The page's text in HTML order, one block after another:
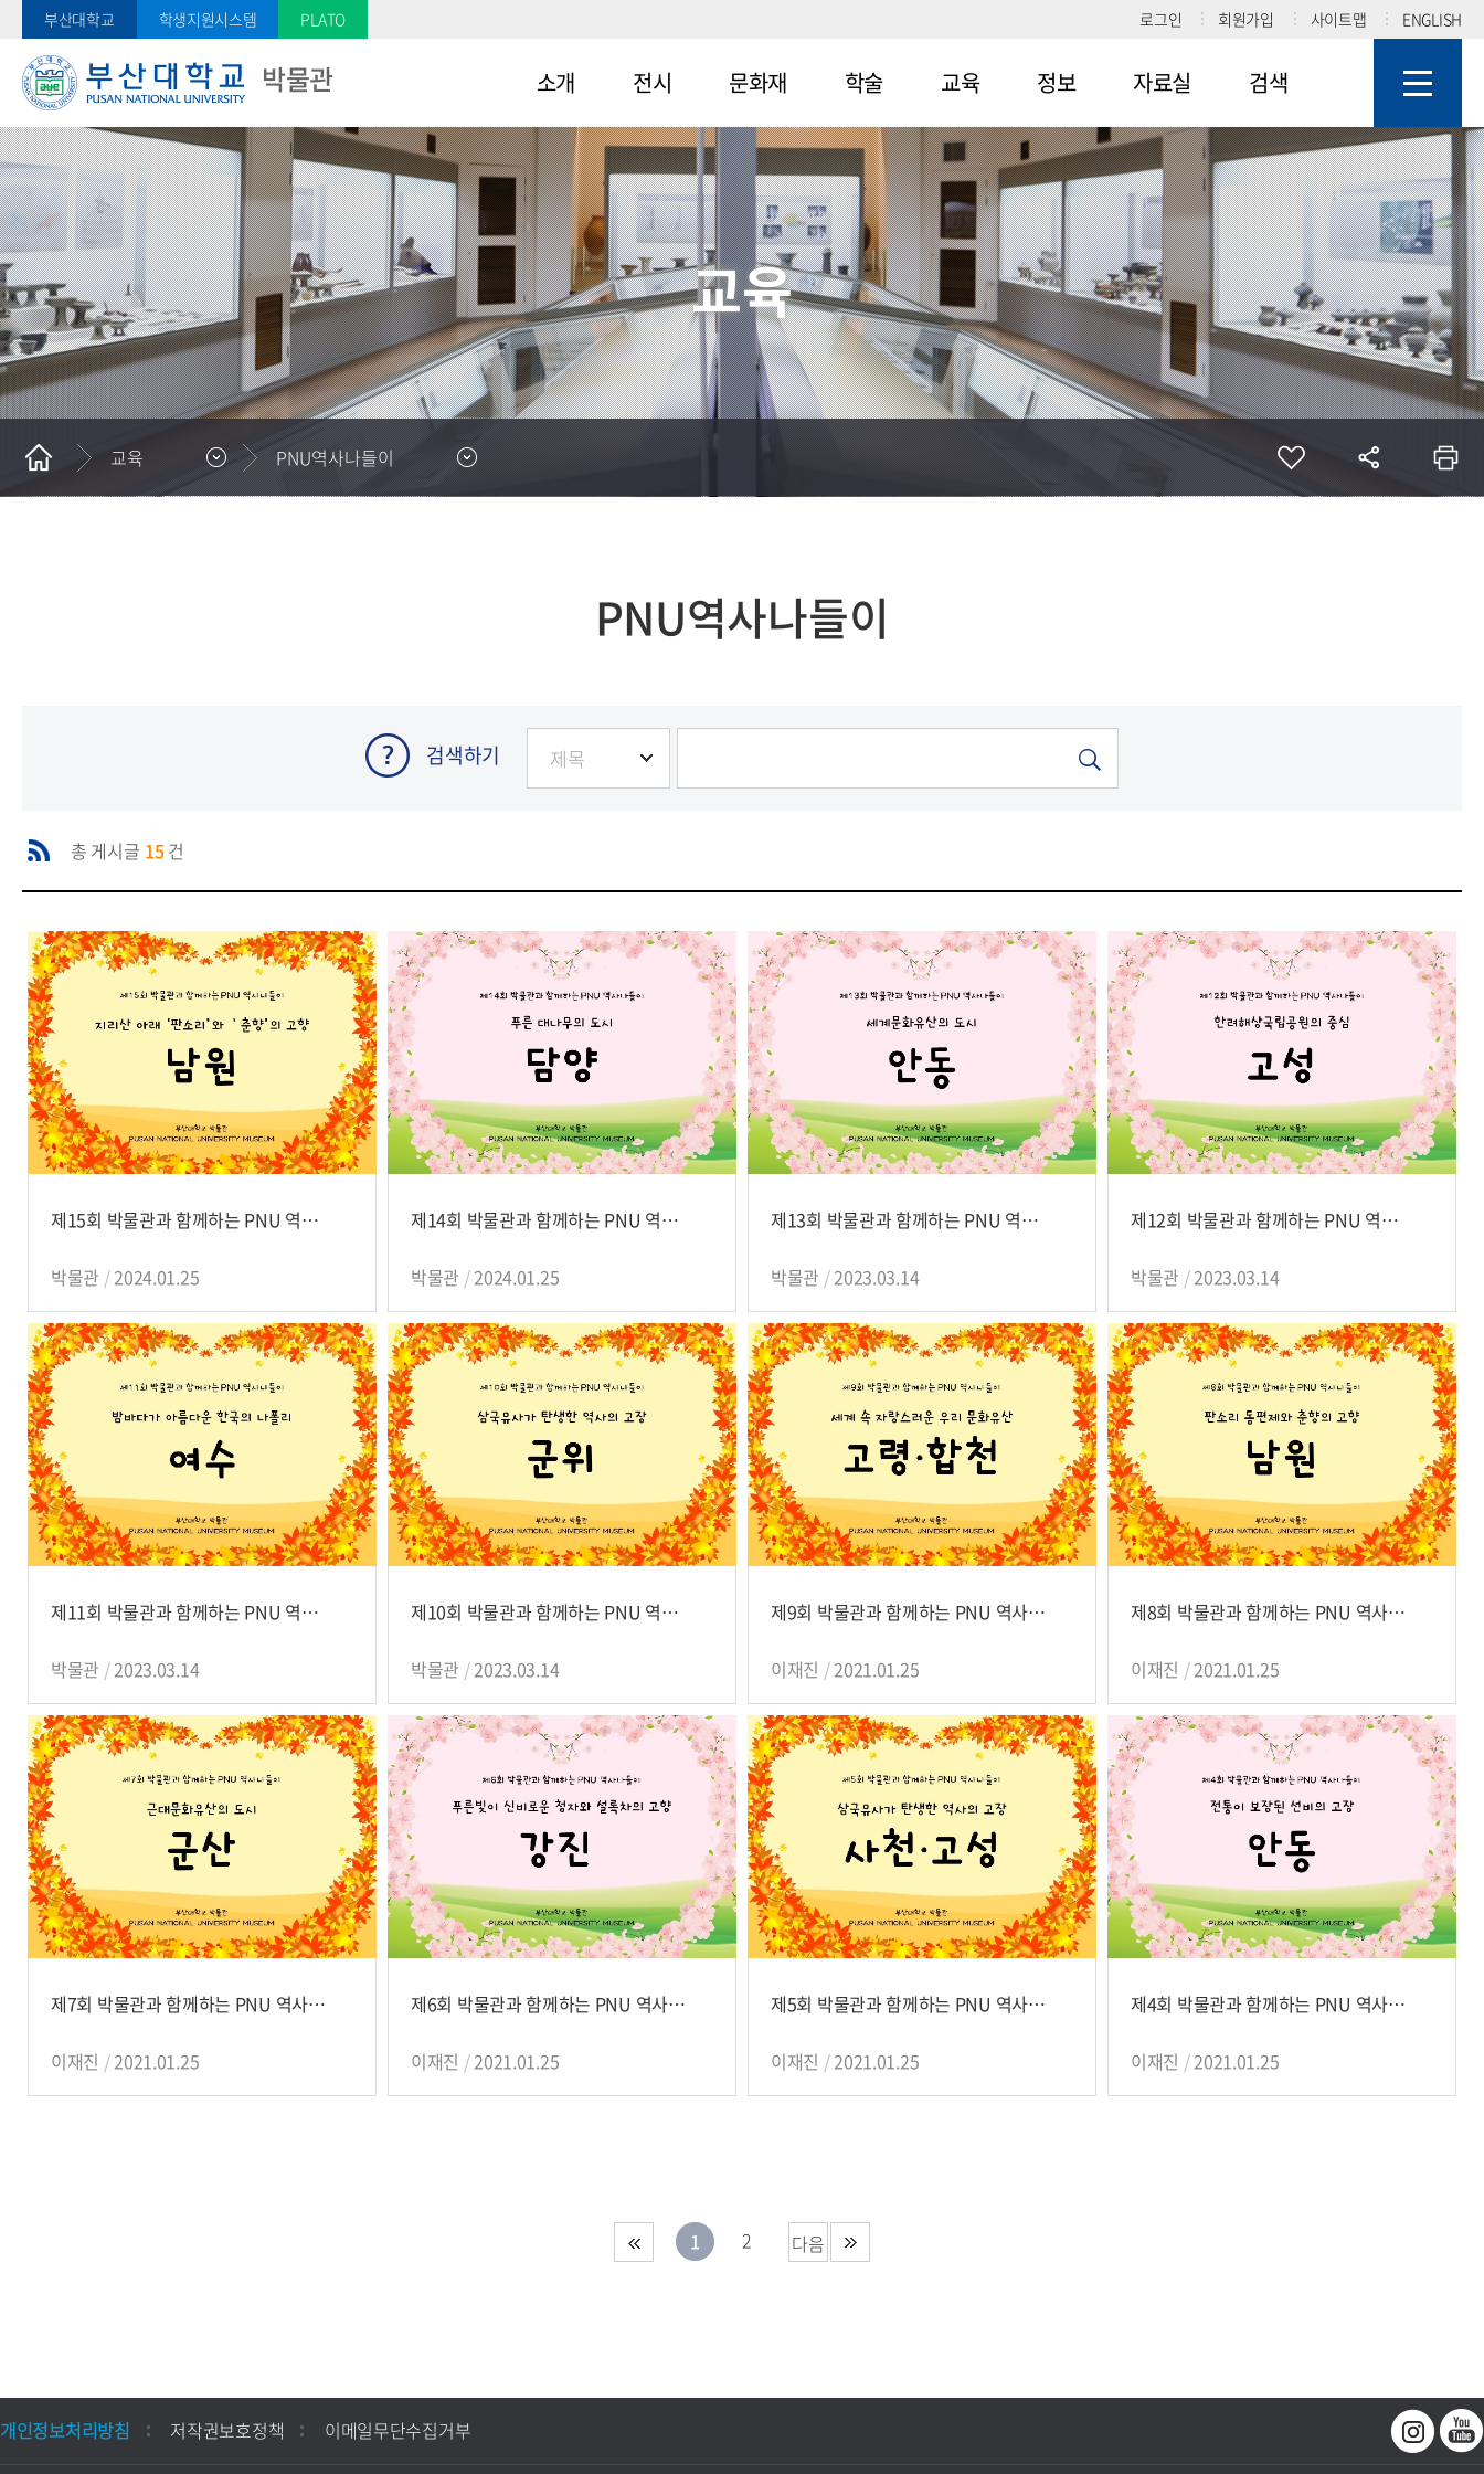
부산대학교 학생지원시스템 PLATO 로그인 회원가입 사이트맵 ENGLISH
박물관 소개
연혁
조직구성
관람안내
찾아오시는
길
전시
상설전시
특별전시
작은전시
문화재
지정문화재
주요소장문화
재
학술
학술조사
학술총서
학술교류
교육
효원가족답
사
PNU역사
나들이
시민강좌
중학교
고등학교
정보
공지사항
새소식
자유게시판
자료실
일반자료실
사진자료실
홍보자료실
검색
도서검색
유물검색
교육
교육 PNU역사나들이
PNU역사나들이
검색하기
총 게시글 15건
제15회 박물관과 함께하는 PNU 역사나들이
박물관 2024.01.25
제14회 박물관과 함께하는 PNU 역사나들이
박물관 2024.01.25
제13회 박물관과 함께하는 PNU 역사나들이
박물관 2023.03.14
제12회 박물관과 함께하는 PNU 역사나들이
박물관 2023.03.14
제11회 박물관과 함께하는 PNU 역사나들이
박물관 2023.03.14
제10회 박물관과 함께하는 PNU 역사나들이
박물관 2023.03.14
제9회 박물관과 함께하는 PNU 역사나들이
이재진 2021.01.25
제8회 박물관과 함께하는 PNU 역사나들이
이재진 2021.01.25
제7회 박물관과 함께하는 PNU 역사나들이
이재진 2021.01.25
제6회 박물관과 함께하는 PNU 역사나들이
이재진 2021.01.25
제5회 박물관과 함께하는 PNU 역사나들이
이재진 2021.01.25
제4회 박물관과 함께하는 PNU 역사나들이
이재진 2021.01.25
1 2
다음
개인정보처리방침 저작권보호정책 이메일무단수집거부